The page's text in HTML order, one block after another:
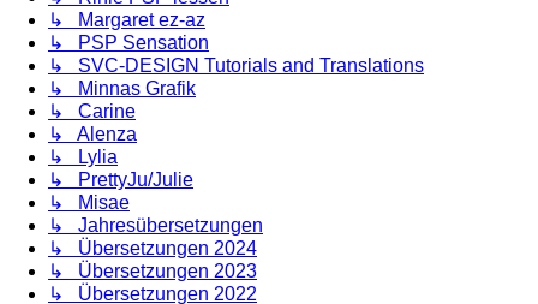
↳ Margaret ez-az
↳ PSP Sensation
↳ SVC-DESIGN Tutorials and Translations
↳ Minnas Grafik
↳ Carine
↳ Alenza
↳ Lylia
↳ PrettyJu/Julie
↳ Misae
↳ Jahresübersetzungen
↳ Übersetzungen 2024
↳ Übersetzungen 2023
↳ Übersetzungen 2022